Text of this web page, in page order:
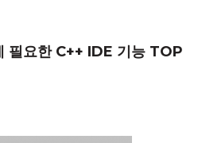
필요한 C++ IDE 기능 TOP